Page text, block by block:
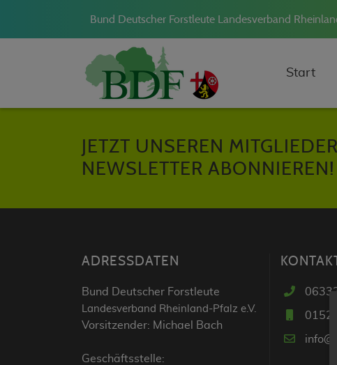
Bund Deutscher Forstleute Landesverband
Start
JETZT UNSEREN
NEWSLETTER ABONNIEREN!
ADRESSDATEN
Bund Deutscher Forstleute
Landesverband Rheinland-Pfalz e.V.
Vorsitzender: Michael Bach
Geschäftsstelle: